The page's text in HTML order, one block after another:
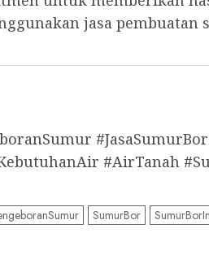
jasa pembuatan
#AirTanah
SumurBor